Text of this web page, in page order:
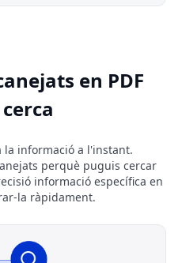
en PDF
la informació a l'instant.
perquè puguis cercar
informació específica en
la ràpidament.